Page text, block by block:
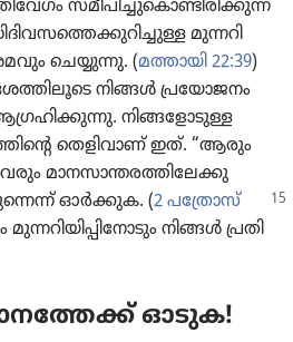
സമീപി​ച്ചു​കൊ​ണ്ടി​രി​ക്കുന്ന
മുന്നറി​
ചെയ്യുന്നു. (മത്തായി 22:39)
നിങ്ങൾ പ്രയോ​ജനം
നിങ്ങ​ളോ​ടുള്ള
തെളി​വാണ്‌ ഇത്‌. “ആരും
മാനസാ​ന്ത​ര​ത്തി​ലേക്കു
ഓർക്കുക. (2 പത്രോസ്‌
നിങ്ങൾ പ്രതി​
ഓടുക!